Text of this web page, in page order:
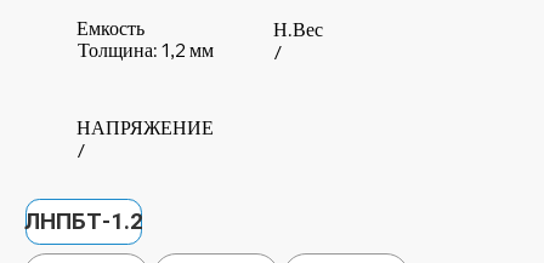
/
НАПРЯЖЕНИЕ
/
Н.Вес
Толщина: 1,2 мм
Емкость
ЛНПБТ-1.2